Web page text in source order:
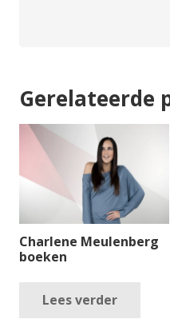
Gerelateerde
Charlene Meulenberg
boeken
Lees verder